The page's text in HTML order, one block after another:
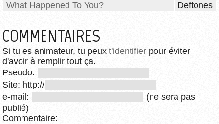
What Happened To You?
Deftones
COMMENTAIRES
Si tu es animateur, tu peux t'identifier pour éviter
d'avoir à remplir tout ça.
Pseudo:
Site: http://
e-mail:
(ne sera pas
publié)
Commentaire: